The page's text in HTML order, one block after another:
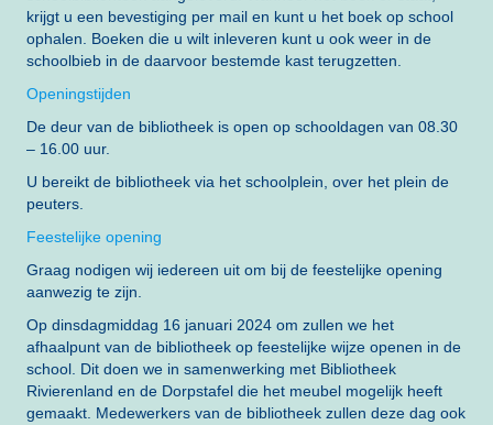
krijgt u een bevestiging per mail en kunt u het boek op school
ophalen. Boeken die u wilt inleveren kunt u ook weer in de
schoolbieb in de daarvoor bestemde kast terugzetten.
Openingstijden
De deur van de bibliotheek is open op schooldagen van 08.30
– 16.00 uur.
U bereikt de bibliotheek via het schoolplein, over het plein de
peuters.
Feestelijke opening
Graag nodigen wij iedereen uit om bij de feestelijke opening
aanwezig te zijn.
Op dinsdagmiddag 16 januari 2024 om zullen we het
afhaalpunt van de bibliotheek op feestelijke wijze openen in de
school. Dit doen we in samenwerking met Bibliotheek
Rivierenland en de Dorpstafel die het meubel mogelijk heeft
gemaakt. Medewerkers van de bibliotheek zullen deze dag ook